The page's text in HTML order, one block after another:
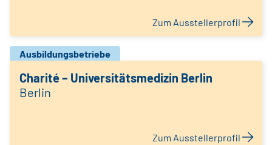
Zum Ausstellerprofil
Ausbildungsbetriebe
Charité – Universitätsmedizin Berlin
Berlin
Zum Ausstellerprofil